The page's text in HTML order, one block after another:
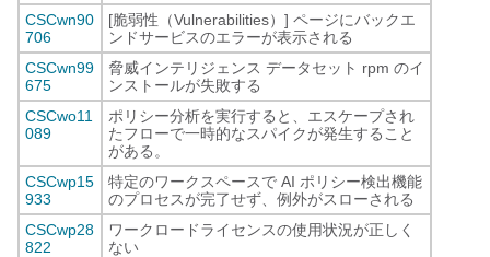
CSCwn90
706
[脆弱性（Vulnerabilities）] ページにバックエ
ンドサービスのエラーが表示される
CSCwn99
675
脅威インテリジェンス データセット rpm のイ
ンストールが失敗する
CSCwo11
089
ポリシー分析を実行すると、エスケープされ
たフローで一時的なスパイクが発生すること
がある。
CSCwp15
933
特定のワークスペースで AI ポリシー検出機能
のプロセスが完了せず、例外がスローされる
CSCwp28
822
ワークロードライセンスの使用状況が正しく
ない